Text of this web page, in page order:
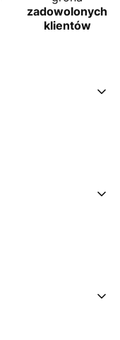
zadowolonych
klientów